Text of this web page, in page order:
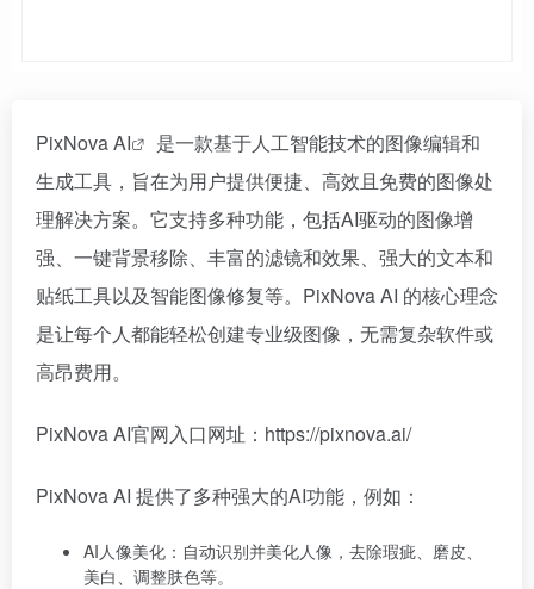
PixNova AI
是一款基于人工智能技术的图像编辑和
生成工具，旨在为用户提供便捷、高效且免费的图像处
理解决方案。它支持多种功能，包括AI驱动的图像增
强、一键背景移除、丰富的滤镜和效果、强大的文本和
贴纸工具以及智能图像修复等。PixNova AI 的核心理念
是让每个人都能轻松创建专业级图像，无需复杂软件或
高昂费用。
PixNova AI官网入口网址：https://pixnova.ai/
PixNova AI 提供了多种强大的AI功能，例如：
AI人像美化：自动识别并美化人像，去除瑕疵、磨皮、
美白、调整肤色等。